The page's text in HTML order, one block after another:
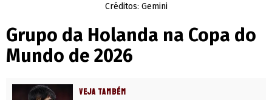
Créditos: Gemini
Grupo da Holanda na Copa do
Mundo de 2026
VEJA TAMBÉM